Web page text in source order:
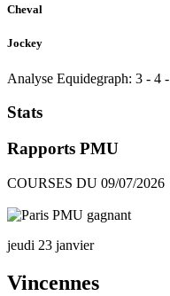
Cheval
Jockey
Analyse Equidegraph: 3 - 4 -
Stats
Rapports PMU
COURSES DU 09/07/2026
jeudi 23 janvier
Vincennes